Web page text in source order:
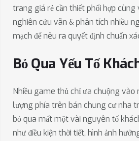
trang giá rẻ cần thiết phối hợp cùng
nghiên cứu vãn & phân tích nhiều
mạch để nêu ra quyết định chuẩn
Bỏ Qua Yếu Tố
Nhiều game thủ chỉ ưa chuộng vào
lượng phía trên bán chung cư nha
bỏ qua mất một vài nguyên tố
như điều kiện thời tiết, hình ảnh